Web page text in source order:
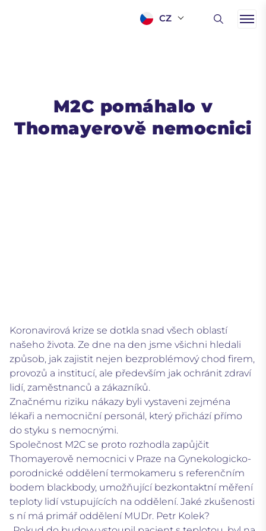
CZ
M2C pomáhalo v
Thomayerově nemocnici
Koronavirová krize se dotkla snad všech oblastí
našeho života. Ze dne na den jsme všichni hledali
způsob, jak zajistit nejen bezproblémový chod firem,
provozů a institucí, ale především jak ochránit zdraví
lidí, zaměstnanců a zákazníků.
Značnému riziku nákazy byli vystaveni zejména
lékaři a nemocniční personál, který přichází přímo
do styku s nemocnými.
Společnost M2C se proto rozhodla zapůjčit
Thomayerově nemocnici v Praze na Gynekologicko-
porodnické oddělení termokameru s referenčním
bodem blackbody, umožňující bezkontaktní měření
teploty lidí vstupujících na oddělení. Jaké zkušenosti
s ní má primář oddělení MUDr. Petr Kolek?